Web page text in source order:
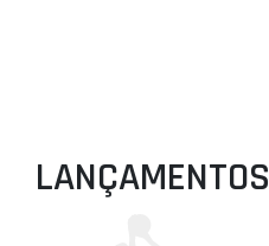
LANÇAMENTOS